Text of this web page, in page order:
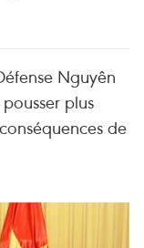
Nguyên
plus
de